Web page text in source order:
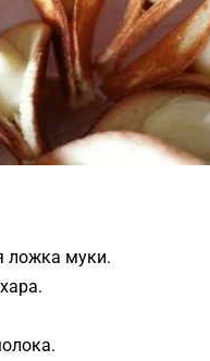
ложка муки.